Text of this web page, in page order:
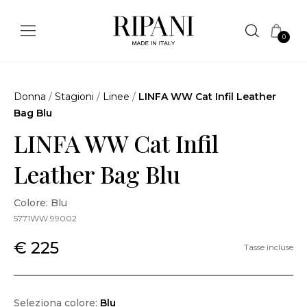
0
Donna / Stagioni / Linee / LINFA WW Cat Infil Leather
Bag Blu
LINFA WW Cat Infil
Leather Bag Blu
Colore: Blu
5771WW.99002
€ 225 Tasse incluse
Seleziona colore: Blu